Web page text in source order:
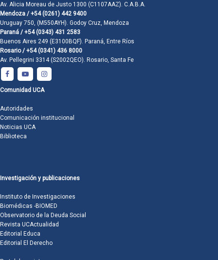
Av. Alicia Moreau de Justo 1300 (C1107AAZ). C.A.B.A.
Mendoza / +54 (0261) 442 9400
Uruguay 750, (M550AYH). Godoy Cruz, Mendoza
Paraná / +54 (0343) 431 2583
Buenos Aires 249 (E3100BQF). Paraná, Entre Ríos
Rosario / +54 (0341) 436 8000
Av. Pellegrini 3314 (S2002QEO). Rosario, Santa Fe
Comunidad UCA
Autoridades
Comunicación institucional
Noticias UCA
Biblioteca
Investigación y publicaciones
Instituto de Investigaciones
Biomédicas -BIOMED
Observatorio de la Deuda Social
Revista UCActualidad
Editorial Educa
Editorial El Derecho